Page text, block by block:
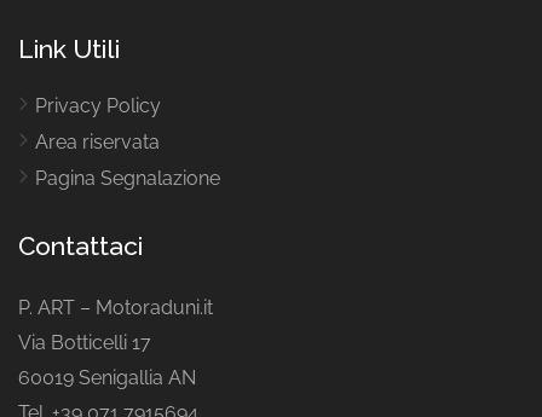
Link Utili
Privacy Policy
Area riservata
Pagina Segnalazione
Contattaci
P. ART – Motoraduni.it
Via Botticelli 17
60019 Senigallia AN